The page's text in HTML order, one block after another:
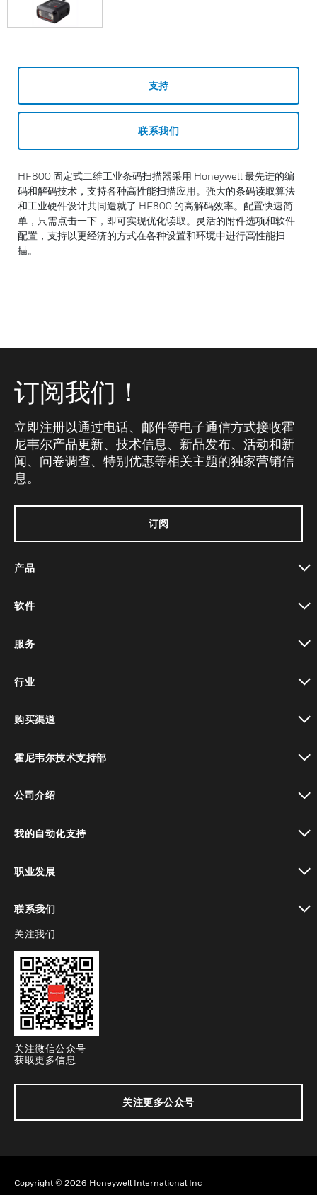
支持
联系我们
HF800 固定式二维工业条码扫描器采用 Honeywell 最先进的编
码和解码技术，支持各种高性能扫描应用。强大的条码读取算法
和工业硬件设计共同造就了 HF800 的高解码效率。配置快速简
单，只需点击一下，即可实现优化读取。灵活的附件选项和软件
配置，支持以更经济的方式在各种设置和环境中进行高性能扫
描。
订阅我们！
立即注册以通过电话、邮件等电子通信方式接收霍
尼韦尔产品更新、技术信息、新品发布、活动和新
闻、问卷调查、特别优惠等相关主题的独家营销信
息。
订阅
产品
软件
服务
行业
购买渠道
霍尼韦尔技术支持部
公司介绍
我的自动化支持
职业发展
联系我们
toggle view
关注我们
关注微信公众号
获取更多信息
关注更多公众号
Copyright © 2026 Honeywell International Inc